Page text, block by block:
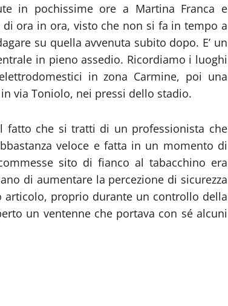
in pochissime ore a Martina Franca e
di ora in ora, visto che non si fa in tempo a
su quella avvenuta subito dopo. E’ un
in pieno assedio. Ricordiamo i luoghi
in zona Carmine, poi una
via Toniolo, nei pressi dello stadio.
fatto che si tratti di un professionista che
veloce e fatta in un momento di
sito di fianco al tabacchino era
di aumentare la percezione di sicurezza
proprio durante un controllo della
un ventenne che portava con sé alcuni